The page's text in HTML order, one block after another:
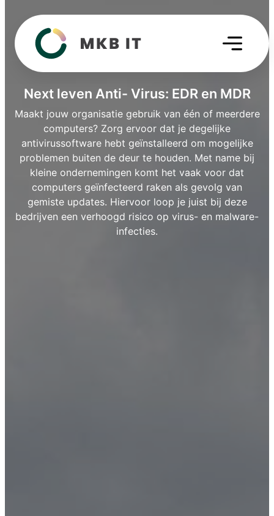
Next leven Anti- Virus: EDR en MDR
Maakt jouw organisatie gebruik van één of meerdere
computers? Zorg ervoor dat je degelijke
antivirussoftware hebt geïnstalleerd om mogelijke
problemen buiten de deur te houden. Met name bij
kleine ondernemingen komt het vaak voor dat
computers geïnfecteerd raken als gevolg van
gemiste updates. Hiervoor loop je juist bij deze
bedrijven een verhoogd risico op virus- en malware-
infecties.